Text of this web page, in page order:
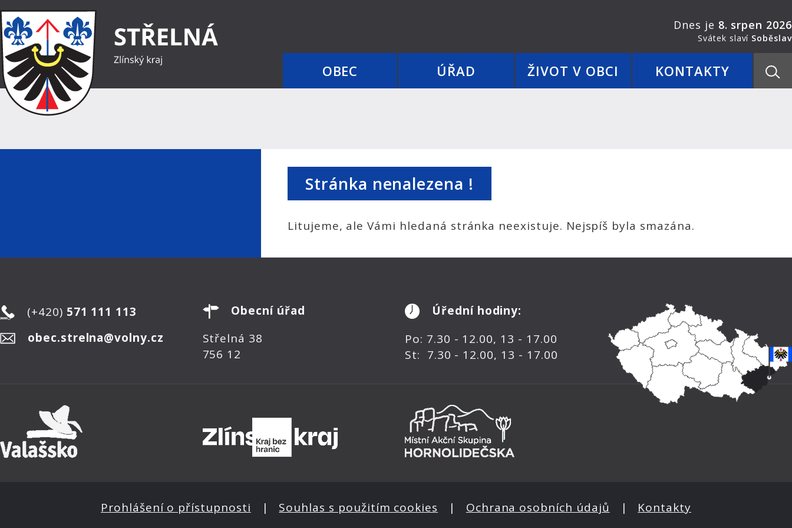
OBEC ÚŘAD ŽIVOT V OBCI KONTAKTY
Dnes je 8. srpen 2026
Svátek slaví Soběslav
Stránka nenalezena !
Litujeme, ale Vámi hledaná stránka neexistuje. Nejspíš byla smazána.
(+420) 571 111 113
obec.strelna@volny.cz
Obecní úřad
Střelná 38
756 12
Úřední hodiny:
Po: 7.30 - 12.00, 13 - 17.00
St: 7.30 - 12.00, 13 - 17.00
Prohlášení o přístupnosti | Souhlas s použitím cookies | Ochrana osobních údajů | Kontakty